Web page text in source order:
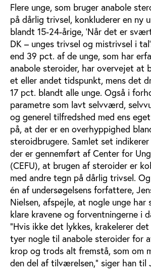
Flere unge, som bruger anabole
på dårlig trivsel, konkluderer en ny
blandt 15-24-årige, ’Når det er
DK – unges trivsel og mistrivsel i
end 39 pct. af de unge, som har
anabole steroider, har overvejet at
et eller andet tidspunkt, mens det
17 pct. blandt alle unge. Også i
parametre som lavt selvværd,
og generel tilfredshed med ens
på, at der er en overhyppighed
steroidbrugere. Samlet set indikerer
der er gennemført af Center for
(CEFU), at brugen af steroider er
med andre tegn på dårlig trivsel.
én af undersøgelsens forfattere,
Nielsen, afspejle, at nogle unge
klare kravene og forventningerne i
”Hvis ikke det lykkes, krakelerer
tyer nogle til anabole steroider for
krop og trods alt fremstå, som om
den del af tilværelsen,” siger han til